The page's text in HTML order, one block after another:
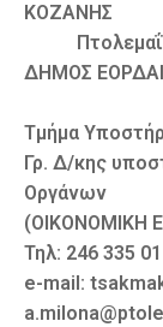
Αριθμ.
Τμήμα
Γρ. Δ/κης
Οργάνων
(ΟΙΚΟΝΟΜΙΚΗ
Τηλ: 246 335
e-mail: